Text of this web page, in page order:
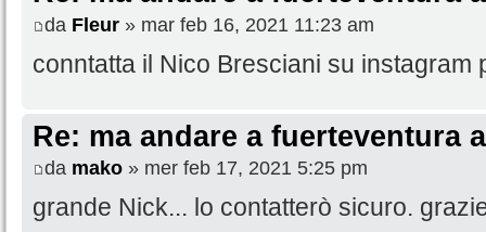
da Fleur » mar feb 16, 2021 11:23 am
conntatta il Nico Bresciani su instagram
Re: ma andare a fuerteventura
da mako » mer feb 17, 2021 5:25 pm
grande Nick... lo contatterò sicuro.